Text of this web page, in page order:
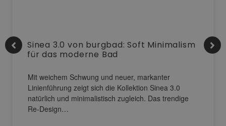
Sinea 3.0 von burgbad: Soft Minimalism
für das moderne Bad
Mit weichem Schwung und neuer, markanter
Linienführung zeigt sich die Kollektion Sinea 3.0
natürlich und minimalistisch zugleich. Das trendige
Re-Design…